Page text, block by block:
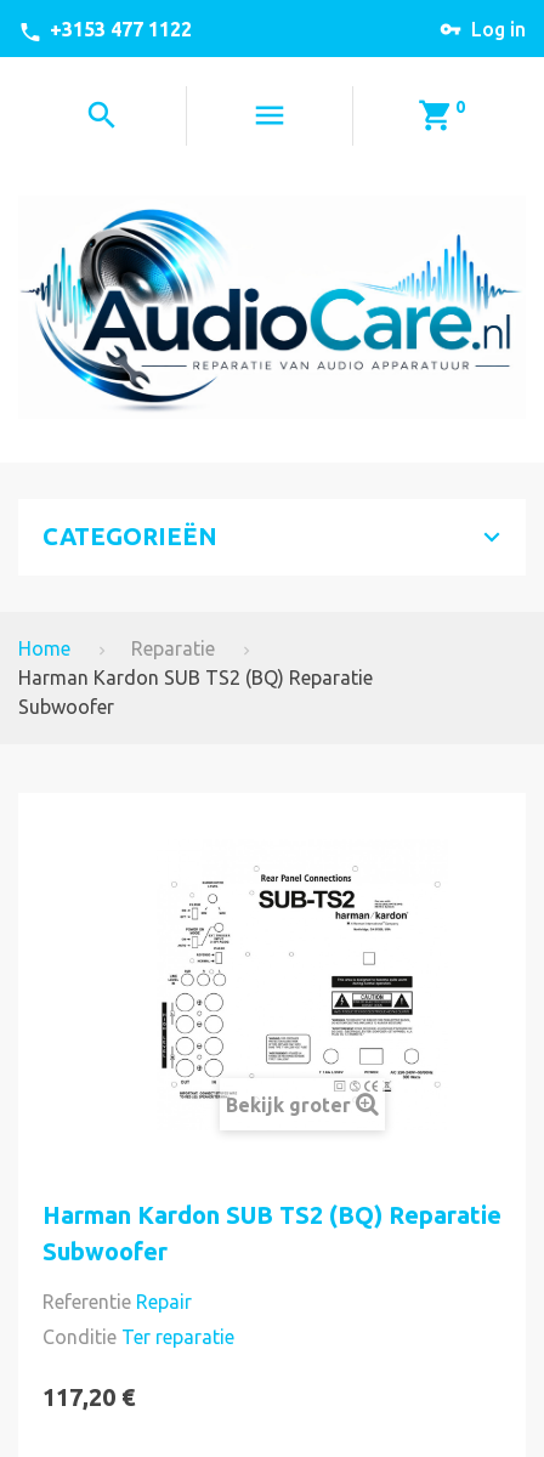
Log in
+3153 477 1122
0
CATEGORIEËN
Home
Reparatie
Harman Kardon SUB TS2 (BQ) Reparatie
Subwoofer
Bekijk groter
Harman Kardon SUB TS2 (BQ) Reparatie
Subwoofer
Referentie Repair
Conditie Ter reparatie
117,20 €